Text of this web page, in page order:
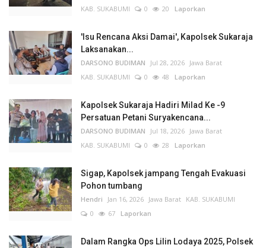
KAB. SUKABUMI
0 20 Laporkan
'Isu Rencana Aksi Damai', Kapolsek Sukaraja
Laksanakan...
DARSONO BUDIMAN Jul 28, 2026 Jawa Barat
KAB. SUKABUMI
0 48 Laporkan
Kapolsek Sukaraja Hadiri Milad Ke -9
Persatuan Petani Suryakencana...
DARSONO BUDIMAN Jul 18, 2026 Jawa Barat
KAB. SUKABUMI
0 28 Laporkan
Sigap, Kapolsek jampang Tengah Evakuasi
Pohon tumbang
Hendri Jan 16, 2026 Jawa Barat KAB. SUKABUMI
0
67 Laporkan
Dalam Rangka Ops Lilin Lodaya 2025, Polsek